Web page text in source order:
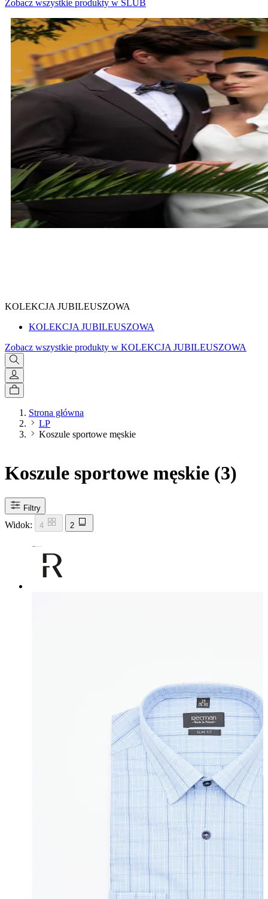
Zobacz wszystkie produkty w ŚLUB
KOLEKCJA JUBILEUSZOWA
KOLEKCJA JUBILEUSZOWA
Zobacz wszystkie produkty w KOLEKCJA JUBILEUSZOWA
Strona główna
LP
Koszule sportowe męskie
Koszule sportowe męskie (3)
Filtry
Widok: 4 2